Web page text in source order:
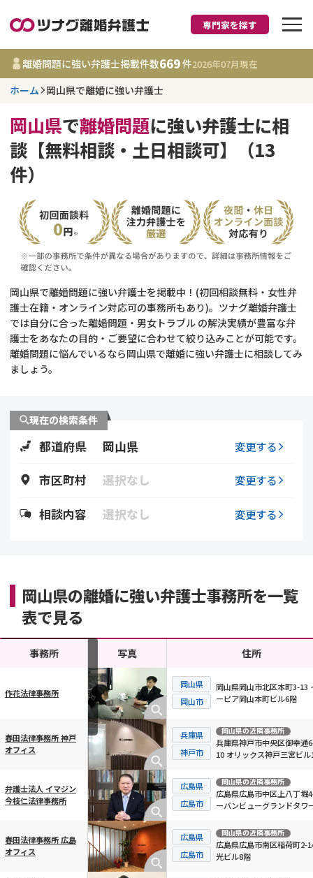
離婚に強い弁護士
事務所 669
件
更新日 :2026年07月31日
離婚前相談
DV
不貞・不倫慰謝料請求
費用相場
財産分与
養育費
離婚の相談先
その他の男女問題
専門家を探す
離婚問題に強い弁護士掲載件数669件2026年07月現在
ホーム 岡山県で離婚に強い弁護士
岡山県で離婚問題に強い弁護士に相
談【無料相談・土日相談可】（13
件）
岡山県で離婚問題に強い弁護士を掲載中！(初回相談無料・女性弁
護士在籍・オンライン対応可の事務所もあり)。ツナグ離婚弁護士
では自分に合った離婚問題・男女トラブル の解決実績が豊富な弁
護士をあなたの目的・ご要望に合わせて絞り込みことが可能です。
離婚問題に悩んでいるなら岡山県で離婚に強い弁護士に相談してみ
ましょう。
現在の検索条件
都道府県 岡山県 変更する
市区町村 選択なし 変更する
相談内容 選択なし 変更する
岡山県の離婚に強い弁護士事務所を一覧
表で見る
横スクロール可能
事務所 写真 住所
作花法律事務所
岡山県
岡山市
岡山県岡山市北区本町3-13
ーピア岡山本町ビル6階
春田法律事務所 神戸
オフィス
兵庫県
神戸市
岡山県の近隣事務所
兵庫県神戸市中央区御幸通
10 オリックス神戸三宮ビル
弁護士法人 イマジン
今枝仁法律事務所
広島県
広島市
岡山県の近隣事務所
広島県広島市中区上八丁堀
ーバンビューグランドタワ
春田法律事務所 広島
オフィス
広島県
広島市
岡山県の近隣事務所
広島県広島市南区稲荷町2-
光ビル8階